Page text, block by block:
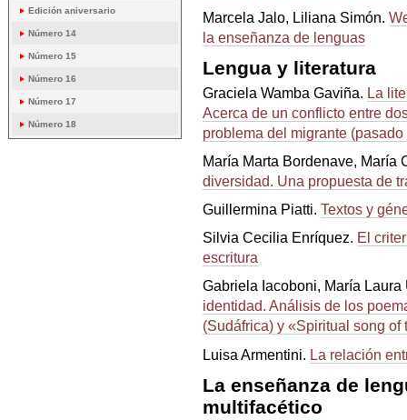
Edición aniversario
Número 14
Número 15
Número 16
Número 17
Número 18
Marcela Jalo, Liliana Simón.
la enseñanza de lenguas
Lengua y literatura
Graciela Wamba Gaviña. La
Acerca de un conflicto entre
problema del migrante
María Marta Bordenave, María
diversidad. Una propuesta de
Guillermina Piatti.Textos y
Silvia Cecilia Enríquez. El
escritura
Gabriela Iacoboni, María Laura
identidad. Análisis de los
(Sudáfrica) y «Spiritual song
Luisa Armentini. La relación
La enseñanza de
multifacético